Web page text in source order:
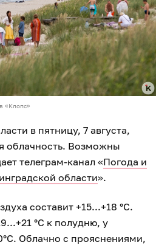
«Клопс»
в пятницу, 7 августа,
облачность. Возможны
телеграм-канал «Погода и
области».
составит +15...+18 °C.
°C к полудню, у
Облачно с прояснениями,